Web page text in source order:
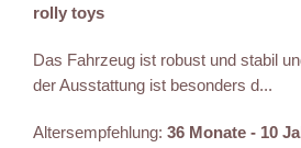
rolly toys
Das Fahrzeug ist robust und stabil
der Ausstattung ist besonders d...
Altersempfehlung: 36 Monate - 10